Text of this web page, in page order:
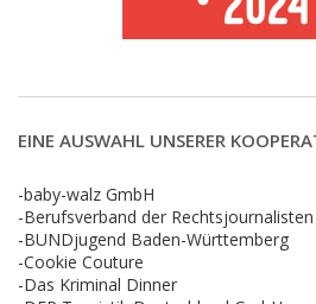
EINE AUSWAHL UNSERER
-baby-walz GmbH
-Berufsverband der Rechtsjournalisten
-BUNDjugend Baden-Württemberg
-Cookie Couture
-Das Kriminal Dinner